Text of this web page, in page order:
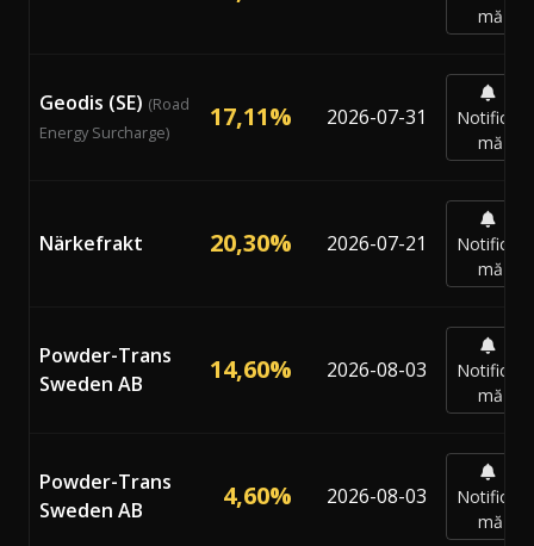
mă
Geodis (SE) (Road
Energy Surcharge)
17,11% 2026-07-31
Notifică-
mă
Närkefrakt 20,30% 2026-07-21
Notifică-
mă
Powder-Trans
Sweden AB
14,60% 2026-08-03
Notifică-
mă
Powder-Trans
Sweden AB
4,60% 2026-08-03
Notifică-
mă